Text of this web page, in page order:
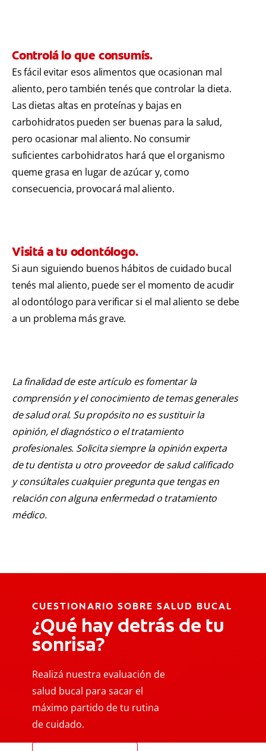
Controlá lo que consumís.
Es fácil evitar esos alimentos que ocasionan mal
aliento, pero también tenés que controlar la dieta.
Las dietas altas en proteínas y bajas en
carbohidratos pueden ser buenas para la salud,
pero ocasionar mal aliento. No consumir
suficientes carbohidratos hará que el organismo
queme grasa en lugar de azúcar y, como
consecuencia, provocará mal aliento.
Visitá a tu odontólogo.
Si aun siguiendo buenos hábitos de cuidado bucal
tenés mal aliento, puede ser el momento de acudir
al odontólogo para verificar si el mal aliento se debe
a un problema más grave.
La finalidad de este artículo es fomentar la
comprensión y el conocimiento de temas generales
de salud oral. Su propósito no es sustituir la
opinión, el diagnóstico o el tratamiento
profesionales. Solicita siempre la opinión experta
de tu dentista u otro proveedor de salud calificado
y consúltales cualquier pregunta que tengas en
relación con alguna enfermedad o tratamiento
médico.
CUESTIONARIO SOBRE SALUD BUCAL
¿Qué hay detrás de tu
sonrisa?
Realizá nuestra evaluación de
salud bucal para sacar el
máximo partido de tu rutina
de cuidado.